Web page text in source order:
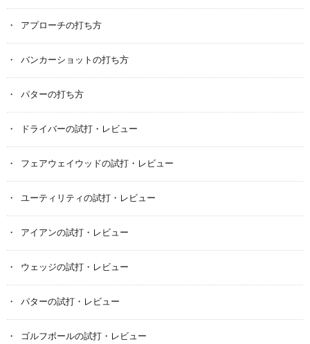
アプローチの打ち方
バンカーショットの打ち方
パターの打ち方
ドライバーの試打・レビュー
フェアウェイウッドの試打・レビュー
ユーティリティの試打・レビュー
アイアンの試打・レビュー
ウェッジの試打・レビュー
パターの試打・レビュー
ゴルフボールの試打・レビュー